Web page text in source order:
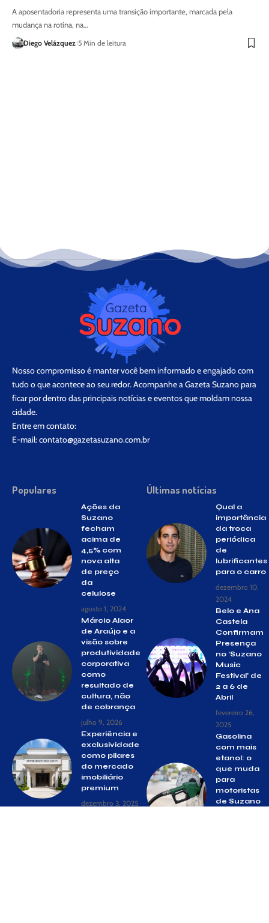
A aposentadoria representa uma transição importante, marcada pela
mudança na rotina, na…
Diego Velázquez 5 Min de leitura
Nosso compromisso é manter você bem informado e engajado com
tudo o que acontece ao seu redor. Acompanhe a Gazeta Suzano para
ficar por dentro das principais notícias e eventos que moldam nossa
cidade.
Entre em contato:
E-mail:contato@gazetasuzano.com.br
Populares
Ações da
Suzano
fecham
acima de
4,5% com
nova alta
de preço
da
celulose
agosto 1, 2024
Márcio Alaor
de Araújo e a
visão sobre
produtividade
corporativa
como
resultado de
cultura, não
de cobrança
julho 9, 2026
Experiência e
exclusividade
como pilares
do mercado
imobiliário
premium
dezembro 3, 2025
Últimas notícias
Qual a
importância
da troca
periódica
de
lubrificantes
para o carro
dezembro 10,
2024
Belo e Ana
Castela
Confirmam
Presença
no ‘Suzano
Music
Festival’ de
2 a 6 de
Abril
fevereiro 26,
2025
Gasolina
com mais
etanol: o
que muda
para
motoristas
de Suzano